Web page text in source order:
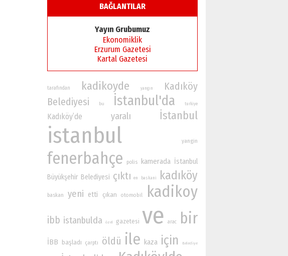
BAĞLANTILAR
Yayın Grubumuz
Ekonomiklik
Erzurum Gazetesi
Kartal Gazetesi
tarafından kadikoyde yangın
Kadıköy
Belediyesi
bu İstanbul'da turkiye
Kadıköy’de yaralı İstanbul
istanbul yangin
fenerbahçe polis kamerada İstanbul
Büyükşehir Belediyesi çıktı en baskani kadıköy
baskan yeni etti çıkan otomobil kadikoy
ibb istanbulda özel gazetesi ve arac bir
İBB başladı çarptı öldü ile kaza için Belediye